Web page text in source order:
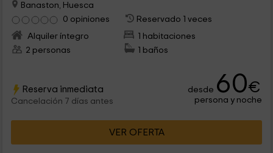
Banaston, Huesca
0 opiniones
Reservado 1 veces
Alquiler íntegro
1 habitaciones
2 personas
1 baños
Reserva inmediata
Cancelación 7 días antes
desde 60€
persona y noche
VER OFERTA